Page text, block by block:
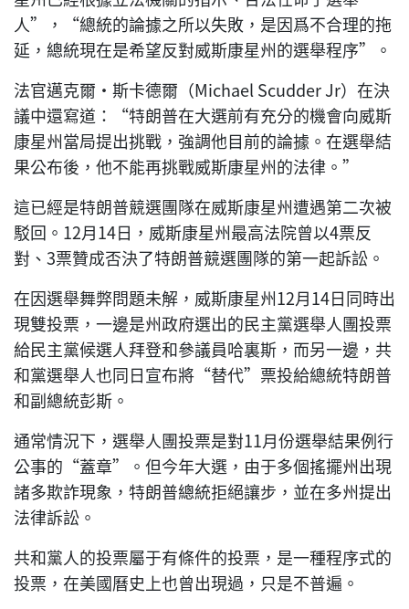
人”，“總統的論據之所以失敗，是因爲不合理的拖
延，總統現在是希望反對威斯康星州的選舉程序”。
法官邁克爾‧斯卡德爾（Michael Scudder Jr）在決
議中還寫道：“特朗普在大選前有充分的機會向威斯
康星州當局提出挑戰，強調他目前的論據。在選舉結
果公布後，他不能再挑戰威斯康星州的法律。”
這已經是特朗普競選團隊在威斯康星州遭遇第二次被
駁回。12月14日，威斯康星州最高法院曾以4票反
對、3票贊成否決了特朗普競選團隊的第一起訴訟。
在因選舉舞弊問題未解，威斯康星州12月14日同時出
現雙投票，一邊是州政府選出的民主黨選舉人團投票
給民主黨候選人拜登和參議員哈裏斯，而另一邊，共
和黨選舉人也同日宣布將“替代”票投給總統特朗普
和副總統彭斯。
通常情況下，選舉人團投票是對11月份選舉結果例行
公事的“蓋章”。但今年大選，由于多個搖擺州出現
諸多欺詐現象，特朗普總統拒絕讓步，並在多州提出
法律訴訟。
共和黨人的投票屬于有條件的投票，是一種程序式的
投票，在美國曆史上也曾出現過，只是不普遍。